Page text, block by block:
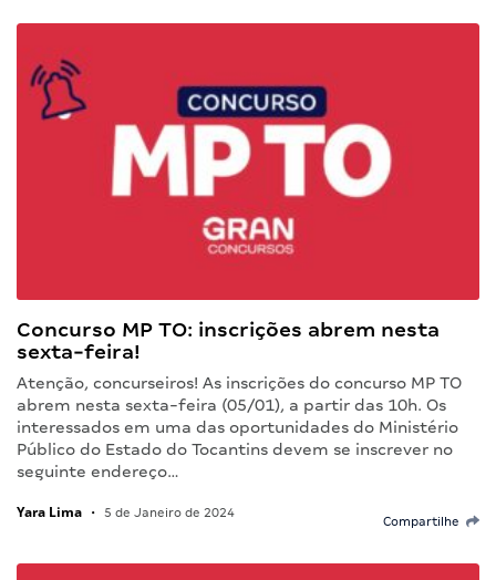
Concurso MP TO: inscrições abrem nesta
sexta-feira!
Atenção, concurseiros! As inscrições do concurso MP TO
abrem nesta sexta-feira (05/01), a partir das 10h. Os
interessados em uma das oportunidades do Ministério
Público do Estado do Tocantins devem se inscrever no
seguinte endereço…
Yara Lima • 5 de Janeiro de 2024
Compartilhe